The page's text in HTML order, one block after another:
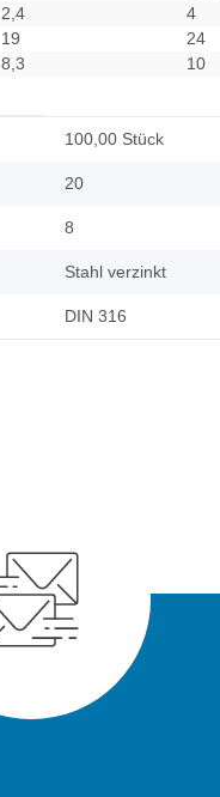
2,4 4
19 24
8,3 10
100,00 Stück
20
8
Stahl verzinkt
DIN 316